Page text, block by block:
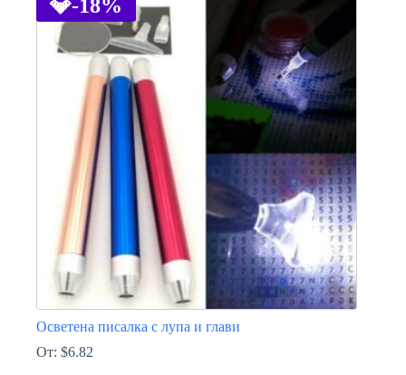
💎-18%
Осветена писалка с лупа и глави
От: $6.82